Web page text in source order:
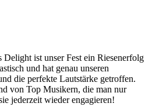
Delight ist unser Fest ein Riesenerfolg
und hat genau unseren
die perfekte Lautstärke getroffen.
von Top Musikern, die man nur
jederzeit wieder engagieren!